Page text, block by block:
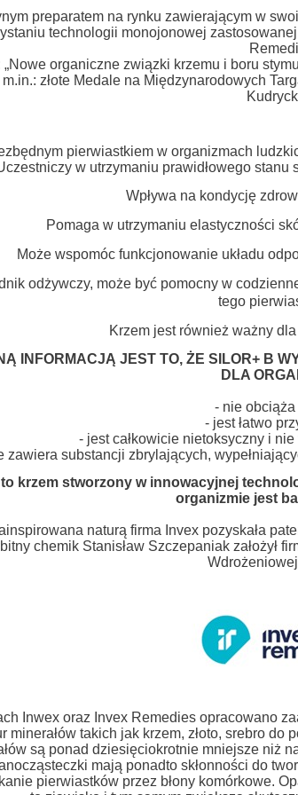
preparatem na rynku zawierającym w
technologii monojonowej
organiczne związki krzemu i boru
złote Medale na Międzynarodowych
pierwiastkiem w organizmach
w utrzymaniu prawidłowego
Wpływa na kondycję
Pomaga w utrzymaniu elastyczności
Może wspomóc funkcjonowanie układu
odżywczy, może być pomocny w
tego
Krzem jest również ważny
INFORMACJĄ JEST TO, ŻE SILOR+ B
DLA
- nie
- jest łatwo
- jest całkowicie nietoksyczny i
zawiera substancji zbrylających,
krzem stworzony w innowacyjnej
organizmie jest
naturą firma Invex pozyskała
chemik Stanisław Szczepaniak założył
Inwex oraz Invex Remedies opracowano
minerałów takich jak krzem, złoto, srebro
są ponad dziesięciokrotnie mniejsze niż
mają ponadto skłonności do
pierwiastków przez błony komórkowe.